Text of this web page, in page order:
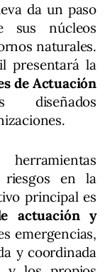
da un paso
sus núcleos
naturales.
presentará la
de Actuación
diseñados
riesgos en la
principal es
actuación y
emergencias,
y coordinada